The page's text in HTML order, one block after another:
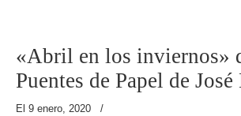
«Abril en los inviernos»
Puentes de Papel de
El 9 enero, 2020
/